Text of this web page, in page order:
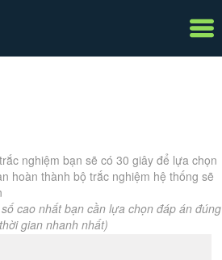
nghiệm bạn sẽ có 30 giây để lựa chọn
hoàn thành bộ trắc nghiệm hệ thống sẽ
cao nhất bạn cần lựa chọn đáp án đúng
gian nhanh nhất)